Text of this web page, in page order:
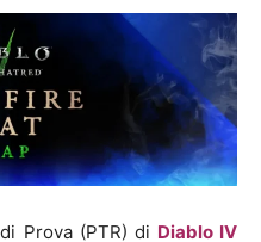
Prova (PTR) di Diablo IV